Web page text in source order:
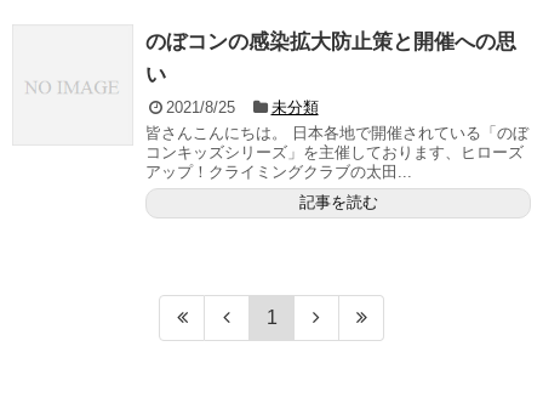
のぼコンの感染拡大防止策と開催への思
い
2021/8/25
未分類
皆さんこんにちは。 日本各地で開催されている「のぼ
コンキッズシリーズ」を主催しております、ヒローズ
アップ！クライミングクラブの太田...
記事を読む
1